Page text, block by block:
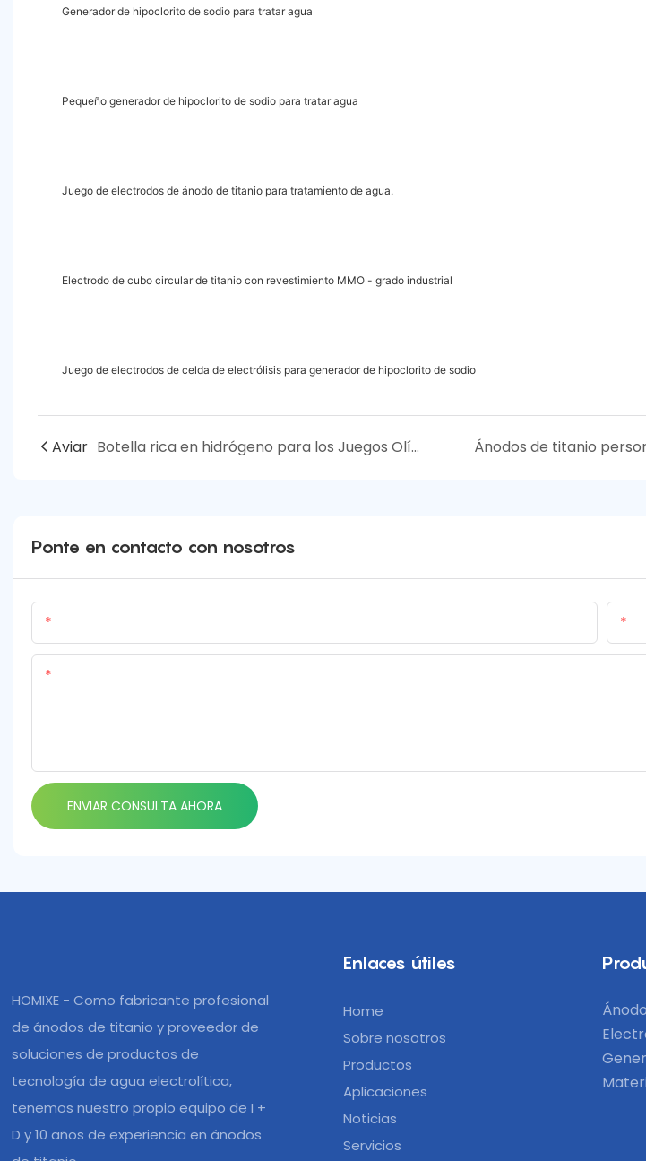
Generador de hipoclorito de sodio para tratar agua
Pequeño generador de hipoclorito de sodio para tratar agua
Juego de electrodos de ánodo de titanio para tratamiento de agua.
Electrodo de cubo circular de titanio con revestimiento MMO - grado industrial
Juego de electrodos de celda de electrólisis para generador de hipoclorito de sodio
Aviar Botella rica en hidrógeno para los Juegos Olímpicos de París
Ponte en contacto con nosotros
ENVIAR CONSULTA AHORA
HOMIXE - Como fabricante profesional
de ánodos de titanio y proveedor de
soluciones de productos de
tecnología de agua electrolítica,
tenemos nuestro propio equipo de I +
D y 10 años de experiencia en ánodos
Enlaces útiles
Home
Sobre nosotros
Productos
Aplicaciones
Noticias
Servicios